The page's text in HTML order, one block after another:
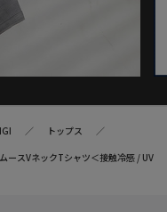
トップス
ースVネックTシャツ＜接触冷感 / UV